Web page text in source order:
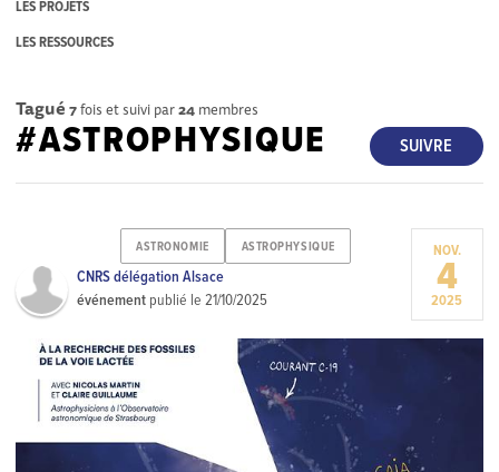
LES PROJETS
LES RESSOURCES
Tagué 7fois et suivi par24 membres
SUIVRE
#ASTROPHYSIQUE
ASTRONOMIE ASTROPHYSIQUE
CNRS délégation Alsace
événement publié le21/10/2025
NOV.
4
2025